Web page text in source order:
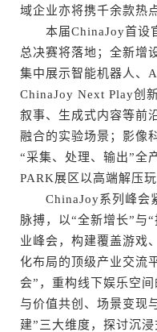
域企业亦将携千余款热
本届ChinaJoy首设官
总决赛将落地；全新增
集中展示智能机器人、
ChinaJoy Next Play创
叙事、生成式内容等前
融合的实验场景；影像
“采集、处理、输出”全
PARK展区以高端解压
ChinaJoy系列峰会紧
脉搏，以“全新增长”与
业峰会，构建覆盖游戏
化布局的顶级产业交流
会”，重构线下娱乐空
与价值共创、场景变现
建”三大维度，探讨沉